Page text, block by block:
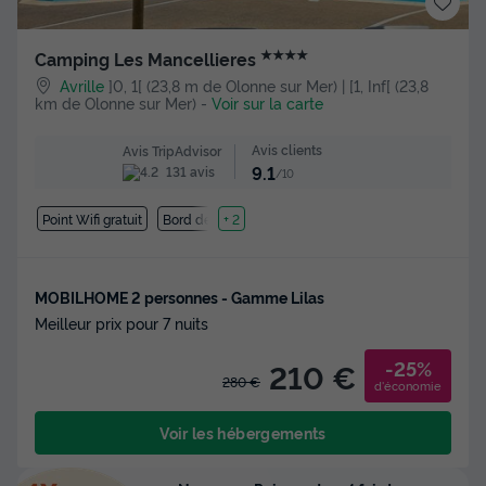
Camping Les Mancellieres ★★★★
Avrille ]0, 1[ (23,8 m de Olonne sur Mer) | [1, Inf[ (23,8
km de Olonne sur Mer) - Voir sur la carte
Avis TripAdvisor
131 avis
Avis clients
9.1/10
Point Wifi gratuit Bord de mer
+ 2
MOBILHOME 2 personnes - Gamme Lilas
Meilleur prix pour 7 nuits
280 € 210 € -25%
d'économie
Voir les hébergements